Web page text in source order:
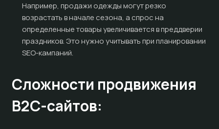
Например, продажи одежды могут резко
возрастать в начале сезона, а спрос на
определенные товары увеличивается в преддверии
праздников. Это нужно учитывать при планировании
SEO-кампаний.
Сложности продвижения
B2C-сайтов: